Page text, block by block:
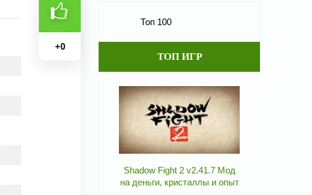
+0
Топ 100
ТОП ИГР
Shadow Fight 2 v2.41.7 Мод
на деньги, кристаллы и опыт